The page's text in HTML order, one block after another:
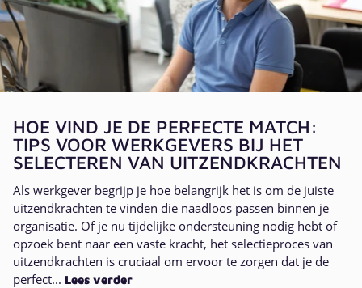
HOE VIND JE DE PERFECTE MATCH:
TIPS VOOR WERKGEVERS BIJ HET
SELECTEREN VAN UITZENDKRACHTEN
Als werkgever begrijp je hoe belangrijk het is om de juiste
uitzendkrachten te vinden die naadloos passen binnen je
organisatie. Of je nu tijdelijke ondersteuning nodig hebt of
opzoek bent naar een vaste kracht, het selectieproces van
uitzendkrachten is cruciaal om ervoor te zorgen dat je de
perfect... Lees verder